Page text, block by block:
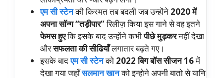
एम सी स्टेनकी किस्मत तब बदली जब उन्होंने 2020 में
अपना सॉन्ग “तड़ीपार”रिलीज़ किया इस गाने से वह इतने
फेमस हुएकि इसके बाद उन्होंने कभीपीछे मुड़करनहीं देखा
औरसफलता की सीढियाँलगातार बढ़ते गए।
इसके बादएम सी स्टेनको 2022 बिग बॉस सीजन 16में
देखा गया जहाँसलमान खानको इन्होने अपनी बातो से यानि